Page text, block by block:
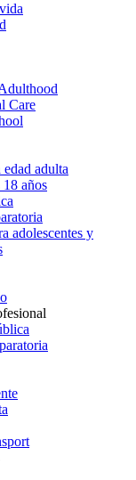
Care
adulta
años
adolescentes y